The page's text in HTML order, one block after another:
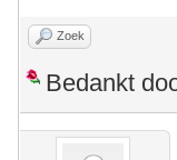
Zoek
Bedankt